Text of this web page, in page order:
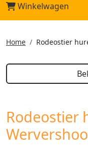
Winkelwagen
Home Rodeostier
Rodeostier